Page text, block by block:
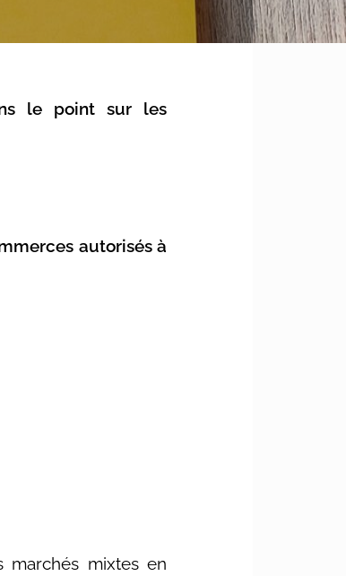
le point sur les
autorisés à
marchés mixtes en